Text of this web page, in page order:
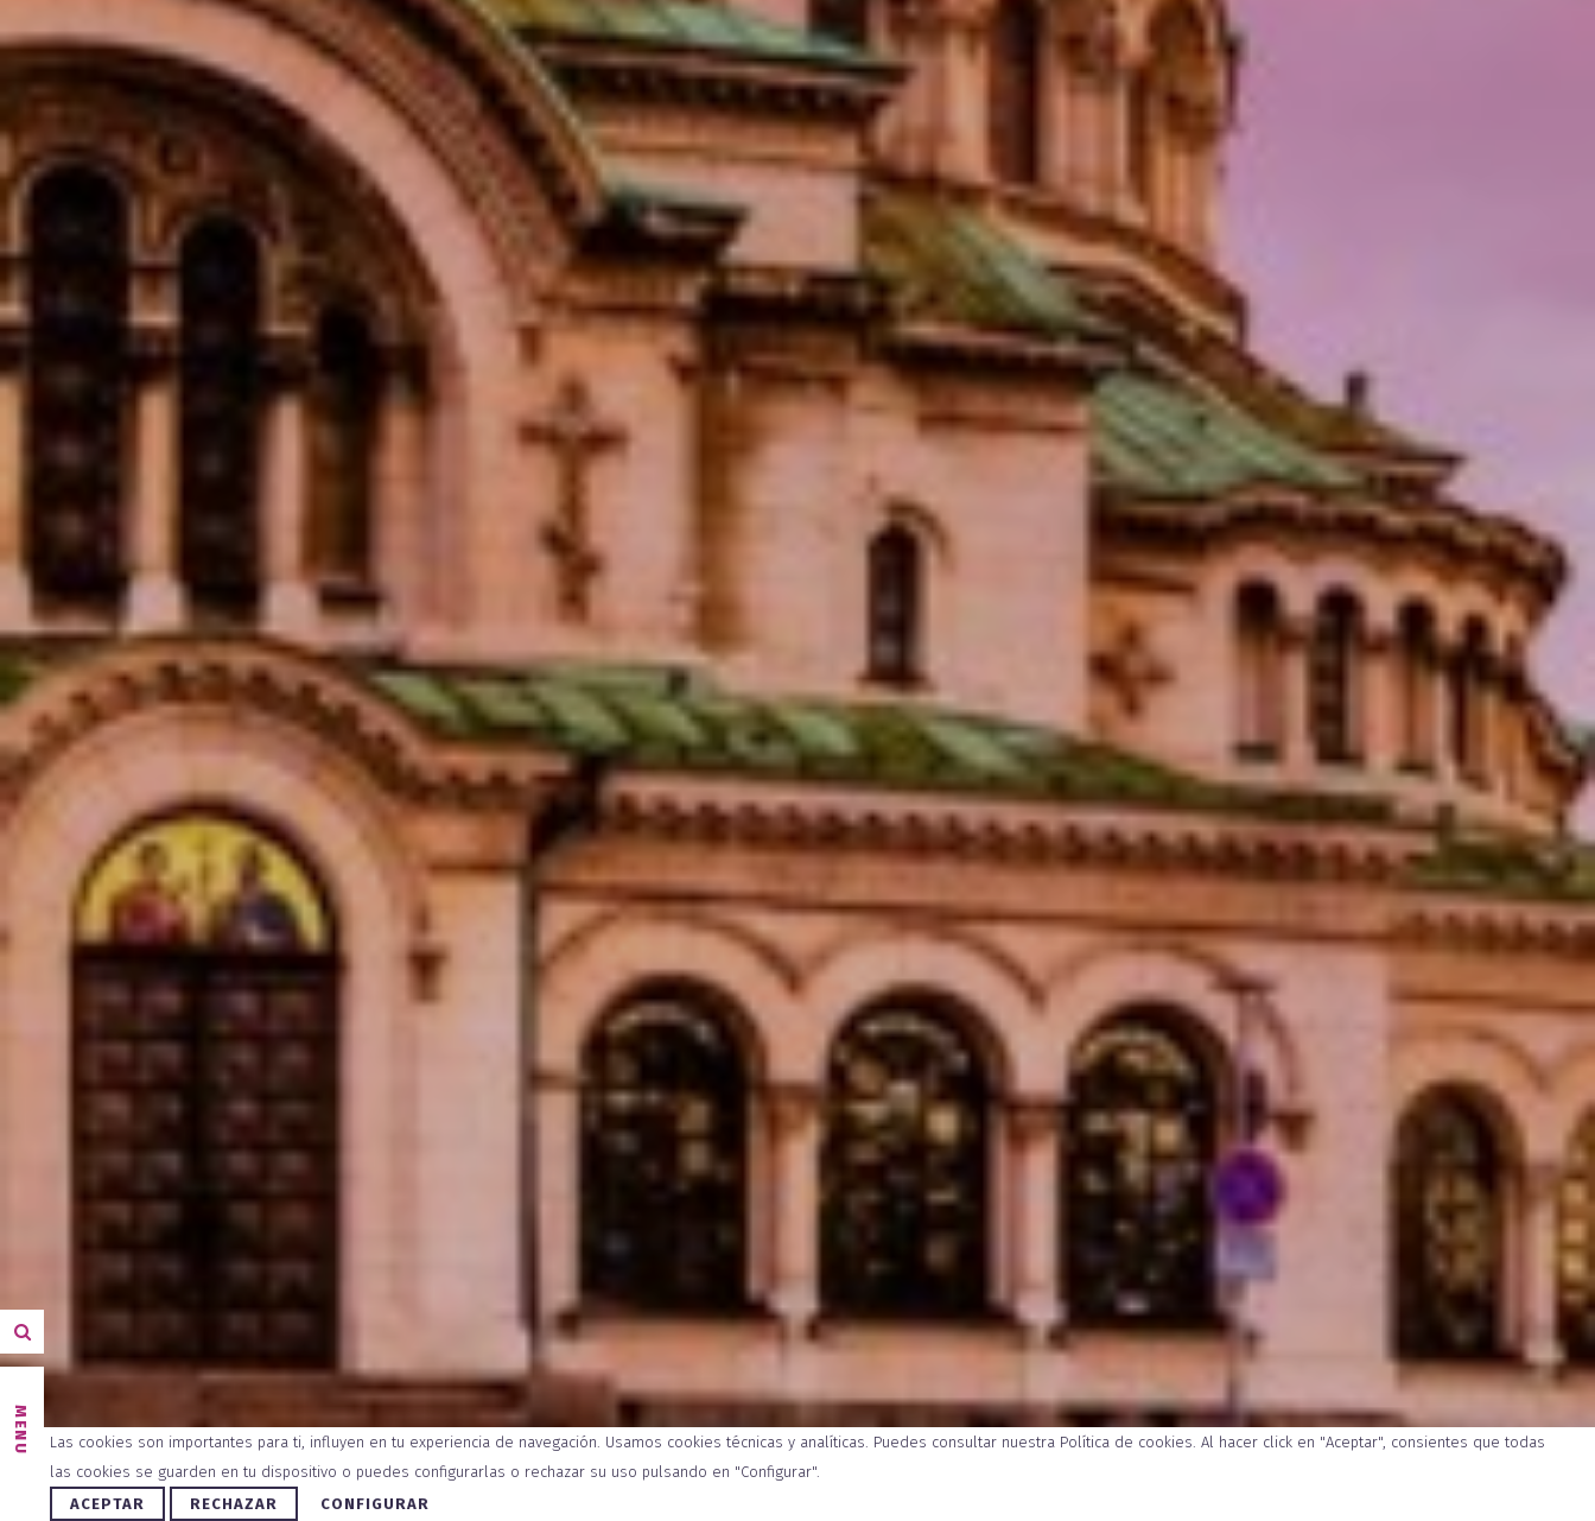
RECOMENDACIONES
MENU Las cookies son importantes para ti, influyen en tu experiencia de navegación. Usamos cookies técnicas y analíticas. Puedes consultar nuestra Política de cookies. Al hacer click en "Aceptar", consientes que todas
las cookies se guarden en tu dispositivo o puedes configurarlas o rechazar su uso pulsando en "Configurar".
ACEPTAR
RECHAZAR CONFIGURAR